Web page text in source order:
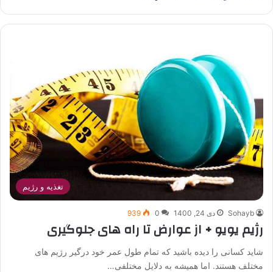
تغذیه و رژیم
Sohayb دی 24, 1400 0
939
رژیم یویو + از عوارض تا راه های جلوگیری
شاید کسانی را دیده باشید که تمام طول عمر خود درگیر رژیم های
مختلف هستند. اما همیشه به دلایل مختلفی…